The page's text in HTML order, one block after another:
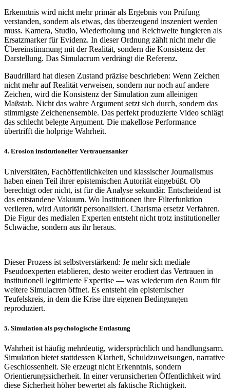
Erkenntnis wird nicht mehr primär als Ergebnis von Prüfung
verstanden, sondern als etwas, das überzeugend inszeniert werden
muss. Kamera, Studio, Wiederholung und Reichweite fungieren als
Ersatzmarker für Evidenz. In dieser Ordnung zählt nicht mehr die
Übereinstimmung mit der Realität, sondern die Konsistenz der
Darstellung. Das Simulacrum verdrängt die Referenz.
Baudrillard hat diesen Zustand präzise beschrieben: Wenn Zeichen
nicht mehr auf Realität verweisen, sondern nur noch auf andere
Zeichen, wird die Konsistenz der Simulation zum alleinigen
Maßstab. Nicht das wahre Argument setzt sich durch, sondern das
stimmigste Zeichenensemble. Das perfekt produzierte Video schlägt
das schlecht belegte Argument. Die makellose Performance
übertrifft die holprige Wahrheit.
4. Erosion institutioneller Vertrauensanker
Universitäten, Fachöffentlichkeiten und klassischer Journalismus
haben einen Teil ihrer epistemischen Autorität eingebüßt. Ob
berechtigt oder nicht, ist für die Analyse sekundär. Entscheidend ist
das entstandene Vakuum. Wo Institutionen ihre Filterfunktion
verlieren, wird Autorität personalisiert. Charisma ersetzt Verfahren.
Die Figur des medialen Experten entsteht nicht trotz institutioneller
Schwäche, sondern aus ihr heraus.
Dieser Prozess ist selbstverstärkend: Je mehr sich mediale
Pseudoexperten etablieren, desto weiter erodiert das Vertrauen in
institutionell legitimierte Expertise — was wiederum den Raum für
weitere Simulacren öffnet. Es entsteht ein epistemischer
Teufelskreis, in dem die Krise ihre eigenen Bedingungen
reproduziert.
5. Simulation als psychologische Entlastung
Wahrheit ist häufig mehrdeutig, widersprüchlich und handlungsarm.
Simulation bietet stattdessen Klarheit, Schuldzuweisungen, narrative
Geschlossenheit. Sie erzeugt nicht Erkenntnis, sondern
Orientierungssicherheit. In einer verunsicherten Öffentlichkeit wird
diese Sicherheit höher bewertet als faktische Richtigkeit.